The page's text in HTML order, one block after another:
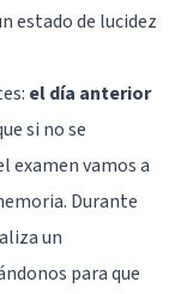
estado de lucidez
el día anterior
si no se
examen vamos a
Durante
un
para que